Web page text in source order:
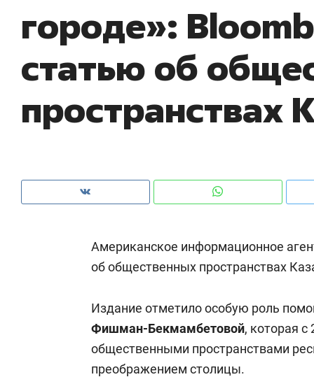
городе»:
статью об
пространствах
Американское информационное
об общественных пространствах
Издание отметило особую роль
Фишман-Бекмамбетовой, которая с
общественными пространствами
преображением столицы.
рынки, почему надо знать аксакалов и
чем интересен Оман?
Рекомендуем
Как ГК «МИР ГРУПП» и ВТБ
комфорта под Казанью
Рекомендуем
150 камер